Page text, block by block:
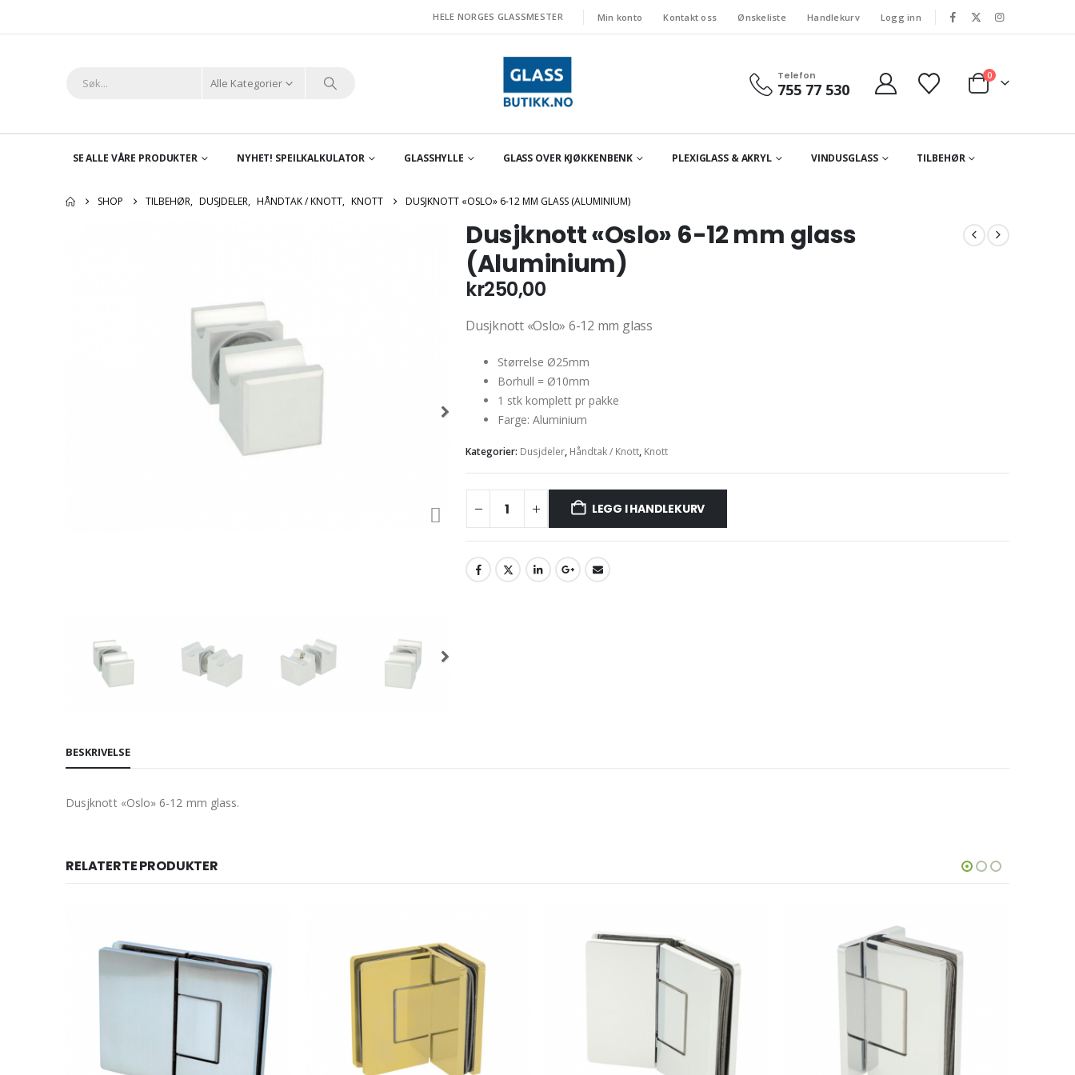
HELE NORGES GLASSMESTER Min konto Kontakt oss Ønskeliste Handlekurv Logg inn
Alle Kategorier
Telefon
755 77 530
0
SE ALLE VÅRE PRODUKTER NYHET! SPEILKALKULATOR GLASSHYLLE GLASS OVER KJØKKENBENK PLEXIGLASS & AKRYL VINDUSGLASS TILBEHØR
SHOP TILBEHØR, DUSJDELER, HÅNDTAK / KNOTT, KNOTT DUSJKNOTT «OSLO» 6-12 MM GLASS (ALUMINIUM)
Dusjknott «Oslo» 6-12 mm glass
(Aluminium)
kr250,00
Dusjknott «Oslo» 6-12 mm glass
Størrelse Ø25mm
Borhull = Ø10mm
1 stk komplett pr pakke
Farge: Aluminium
Kategorier: Dusjdeler, Håndtak / Knott, Knott
LEGG I HANDLEKURV
BESKRIVELSE
Dusjknott «Oslo» 6-12 mm glass.
RELATERTE PRODUKTER